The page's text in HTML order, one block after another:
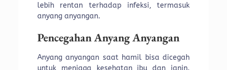
lebih rentan terhadap infeksi, termasuk
anyang anyangan.
Pencegahan Anyang Anyangan
Anyang anyangan saat hamil bisa dicegah